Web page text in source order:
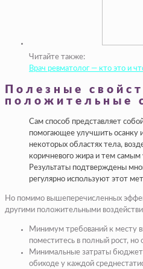
Читайте также:
Врач ревматолог — кто это и
Полезные
положительные
Сам способ представляет
помогающее улучшить осанку
некоторых областях тела,
коричневого жира и тем самым
Результаты подтверждены
регулярно используют этот
Но помимо вышеперечисленных
другими положительными
Минимум требований к месту
поместитесь в полный рост, но
Минимальные затраты
обиходе у каждой